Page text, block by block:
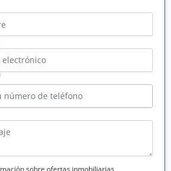
sobre ofertas inmobiliarias